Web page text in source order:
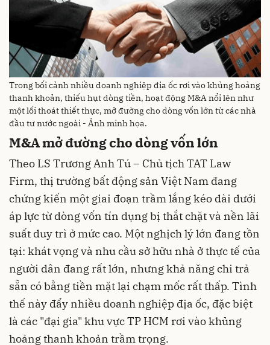
Trong bối cảnh nhiều doanh nghiệp địa ốc rơi vào khủng hoảng
thanh khoản, thiếu hụt dòng tiền, hoạt động M&A nổi lên như
một lối thoát thiết thực, mở đường cho dòng vốn lớn từ các nhà
đầu tư nước ngoài - Ảnh minh họa.
M&Amở đường cho dòng vốn lớn
Theo LS Trương Anh Tú – Chủ tịchTAT Law
Firm, thị trường bất động sản Việt Nam đang
chứng kiến một giai đoạn trầm lắng kéo dài dưới
áp lực từ dòng vốn tín dụng bị thắt chặt và nền lãi
suất duy trì ở mức cao. Một nghịch lý lớn đang tồn
tại: khát vọng và nhu cầu sở hữu nhà ở thực tế của
người dân đang rất lớn, nhưngkhả năng chi trả
sẵn có bằng tiền mặt lại chạm mốc rất thấp. Tình
thế này đẩy nhiều doanh nghiệp địa ốc, đặc biệt
là các "đại gia" khu vực TP HCM rơi vào khủng
hoảng thanh khoản trầm trọng.